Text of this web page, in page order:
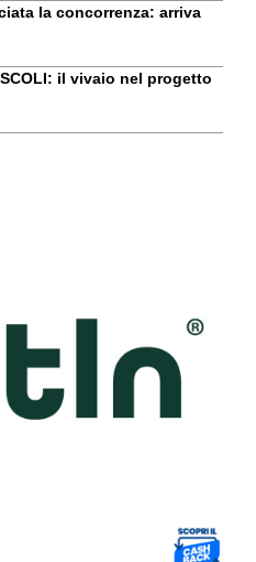
la concorrenza: arriva
il vivaio nel progetto